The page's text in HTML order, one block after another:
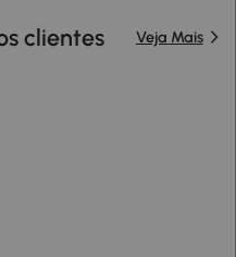
clientes Veja Mais